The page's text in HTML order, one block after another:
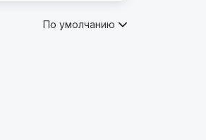
По умолчанию